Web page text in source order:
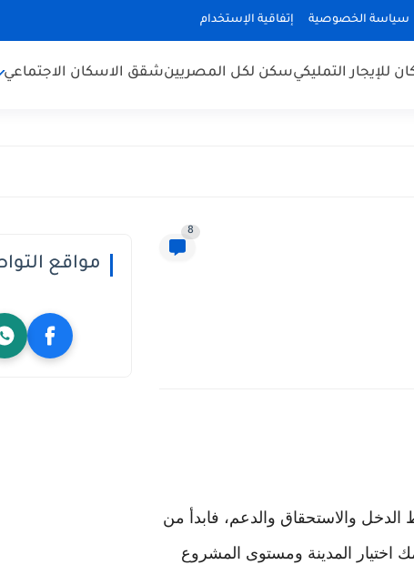
سياسة الخصوصية إتفاقية الإستخدام
للإيجار التمليكيسكن لكل المصريينشقق الاسكان الاجتماعي
8
والاستحقاق والدعم، فابدأ من
اختيار المدينة ومستوى المشروع
مواقع